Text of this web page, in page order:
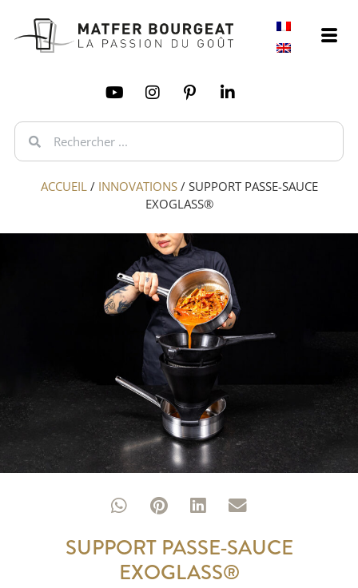
ACCUEIL/ INNOVATIONS/ SUPPORT PASSE-SAUCE
EXOGLASS®
SUPPORT PASSE-SAUCE
EXOGLASS®